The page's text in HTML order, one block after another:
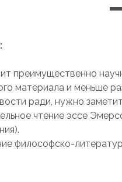
преимущественно
материала и меньше
ради, нужно
чтение эссе
философско-